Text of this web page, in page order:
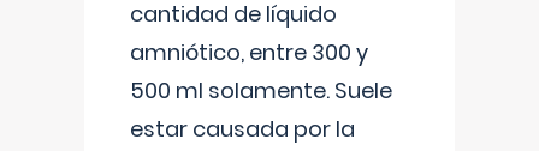
cantidad de líquido
amniótico, entre 300 y
500 ml solamente. Suele
estar causada por la